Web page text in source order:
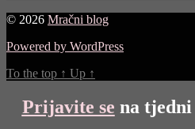
© 2026 Mračni blog
Powered by WordPress
To the top ↑ Up ↑
Prijavite se na tjedni